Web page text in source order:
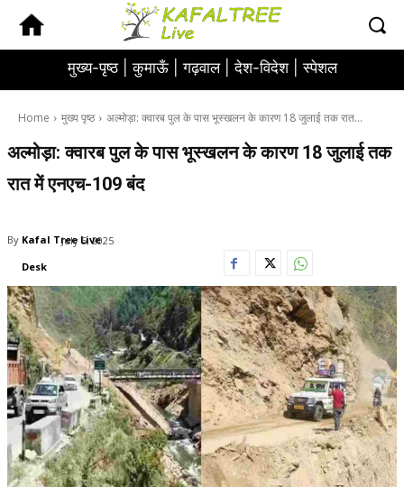
मुख्य-पृष्ठ |कुमाऊँ |गढ़वाल |देश-विदेश |स्पेशल
Home मुख्य पृष्ठ अल्मोड़ा: क्वारब पुल के पास भूस्खलन के कारण 18 जुलाई तक रात...
अल्मोड़ा: क्वारब पुल के पास भूस्खलन के कारण 18 जुलाई तक
रात में एनएच-109 बंद
By Kafal Tree Live
Desk
July 5, 2025